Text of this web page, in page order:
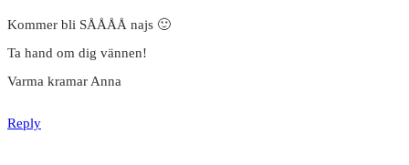
Kommer bli SÅÅÅÅ najs 🙂
Ta hand om dig vännen!
Varma kramar Anna
Reply